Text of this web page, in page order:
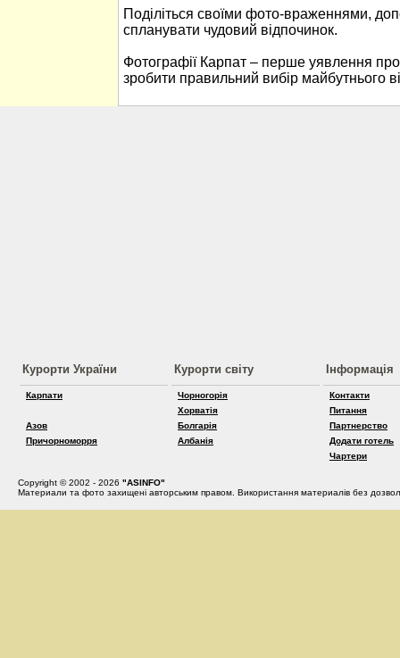
Поділіться своїми фото-враженнями,
спланувати чудовий відпочинок.
Фотографії Карпат – перше уявлення
зробити правильний вибір майбутнього
Курорти України
Карпати
Азов
Причорноморря
Курорти світу
Чорногорія
Хорватія
Болгарія
Албанія
Інформація
Контакти
Питання
Партнерство
Додати готель
Чартери
Copyright © 2002 - 2026 "ASINFO"
Материали та фото захищені авторським правом. Використання материалів без